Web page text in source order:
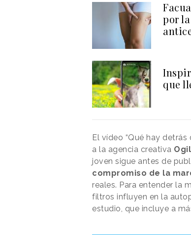
por
que
El vídeo “Qué hay
a la agencia creativa
joven sigue antes de
compromiso de la
reales. Para entender la
filtros influyen en la
estudio, que incluye a